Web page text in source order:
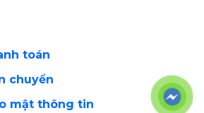
toán
chuyển
mật thông tin